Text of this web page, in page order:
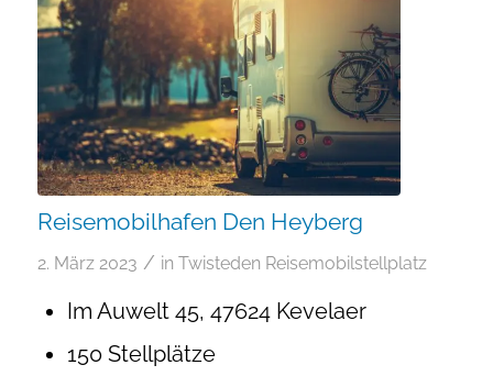
Reisemobilhafen Den Heyberg
2. März 2023 / in Twisteden Reisemobilstellplatz
Im Auwelt 45, 47624 Kevelaer
150 Stellplätze